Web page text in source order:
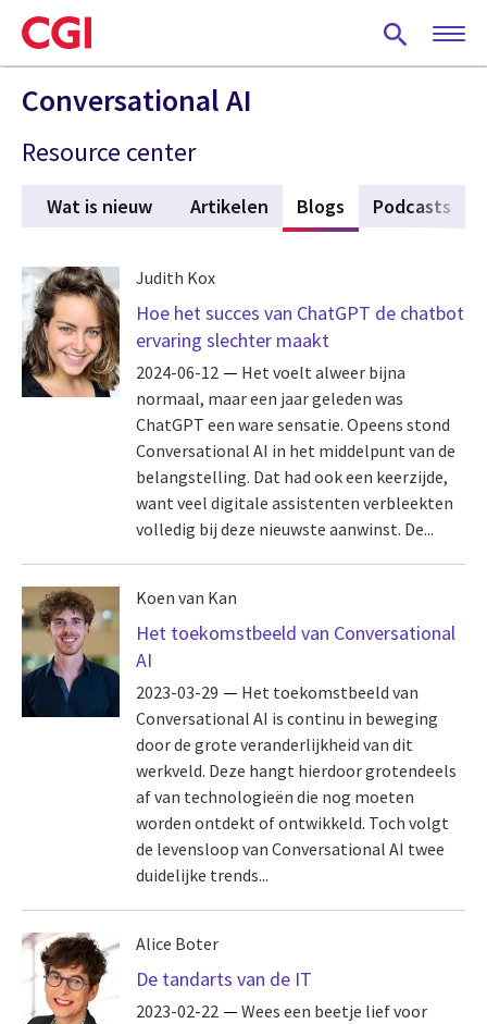
Skip
to
main
content
Conversational AI
Resource center
Wat is nieuw Artikelen Blogs (active tab)
Podcasts
Judith Kox
Hoe het succes van ChatGPT de chatbot
ervaring slechter maakt
2024-06-12
Het voelt alweer bijna
normaal, maar een jaar geleden was
ChatGPT een ware sensatie. Opeens stond
Conversational AI in het middelpunt van de
belangstelling. Dat had ook een keerzijde,
want veel digitale assistenten verbleekten
volledig bij deze nieuwste aanwinst. De...
Koen van Kan
Het toekomstbeeld van Conversational
AI
2023-03-29
Het toekomstbeeld van
Conversational AI is continu in beweging
door de grote veranderlijkheid van dit
werkveld. Deze hangt hierdoor grotendeels
af van technologieën die nog moeten
worden ontdekt of ontwikkeld. Toch volgt
de levensloop van Conversational AI twee
duidelijke trends...
Alice Boter
De tandarts van de IT
2023-02-22
Wees een beetje lief voor